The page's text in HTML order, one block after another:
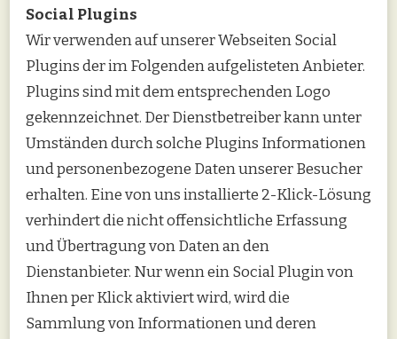
Social Plugins
Wir verwenden auf unserer Webseiten Social
Plugins der im Folgenden aufgelisteten Anbieter.
Plugins sind mit dem entsprechenden Logo
gekennzeichnet. Der Dienstbetreiber kann unter
Umständen durch solche Plugins Informationen
und personenbezogene Daten unserer Besucher
erhalten. Eine von uns installierte 2-Klick-Lösung
verhindert die nicht offensichtliche Erfassung
und Übertragung von Daten an den
Dienstanbieter. Nur wenn ein Social Plugin von
Ihnen per Klick aktiviert wird, wird die
Sammlung von Informationen und deren